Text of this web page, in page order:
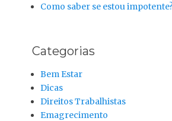
Como saber se estou
Categorias
Bem Estar
Dicas
Direitos Trabalhistas
Emagrecimento